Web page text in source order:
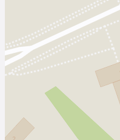
Kategoria